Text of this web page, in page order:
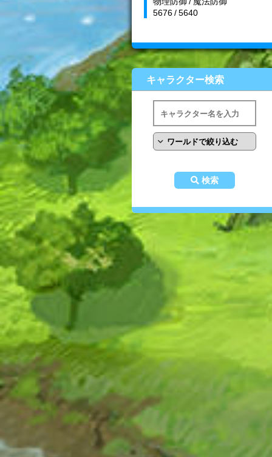
5676 / 5640
キャラクター検索
検索